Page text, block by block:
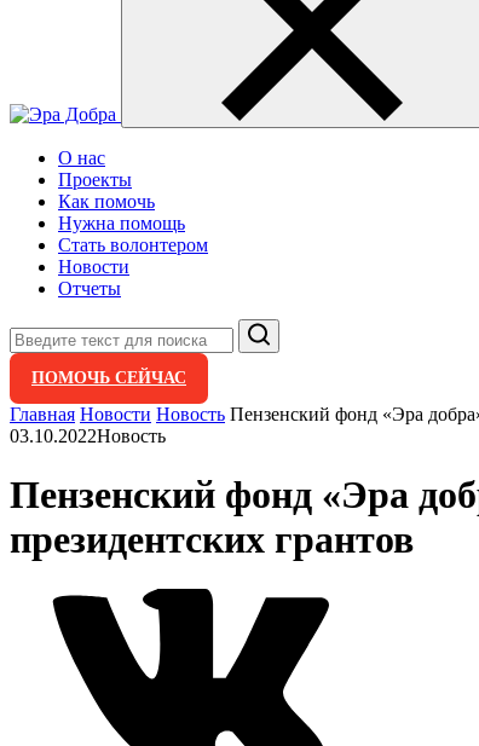
О нас
Проекты
Как помочь
Нужна помощь
Стать волонтером
Новости
Отчеты
Поиск
ПОМОЧЬ СЕЙЧАС
Главная Новости Новость Пензенский фонд «Эра
03.10.2022Новость
Пензенский фонд «Эра
президентских грантов